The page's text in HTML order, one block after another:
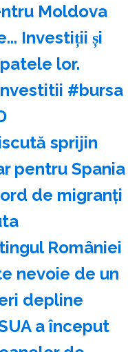
Moldova
Investiții și
lor.
#bursa
sprijin
pentru Spania
de migranţi
României
nevoie de un
depline
a început